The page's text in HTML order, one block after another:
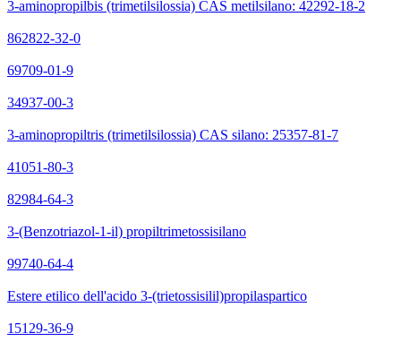
3-aminopropilbis (trimetilsilossia) CAS metilsilano: 42292-18-2
862822-32-0
69709-01-9
34937-00-3
3-aminopropiltris (trimetilsilossia) CAS silano: 25357-81-7
41051-80-3
82984-64-3
3-(Benzotriazol-1-il) propiltrimetossisilano
99740-64-4
Estere etilico dell'acido 3-(trietossisilil)propilaspartico
15129-36-9